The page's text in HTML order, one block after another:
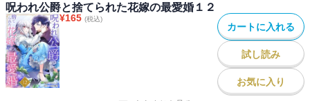
呪われ公爵と捨てられた花嫁の最愛婚１２
¥165 (税込)
カートに入れる
試し読み
お気に入り